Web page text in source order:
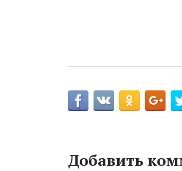
Добавить